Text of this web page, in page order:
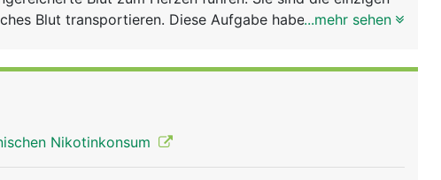
Blut transportieren. Diese Aufgabe haben...mehr sehen
Nikotinkonsum